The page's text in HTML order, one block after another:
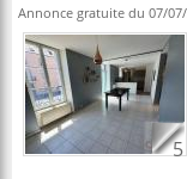
Annonce gratuite du 07/07/
5